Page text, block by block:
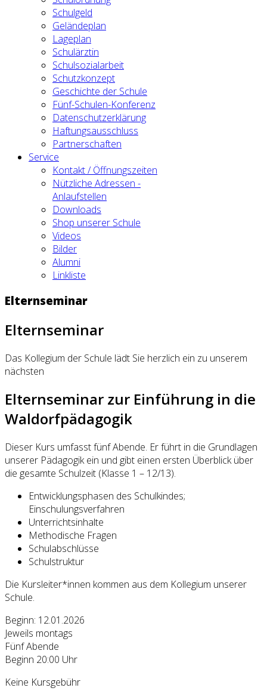
Schulgeld
Geländeplan
Lageplan
Schulärztin
Schulsozialarbeit
Schutzkonzept
Geschichte der Schule
Fünf-Schulen-Konferenz
Datenschutzerklärung
Haftungsausschluss
Partnerschaften
Service
Kontakt / Öffnungszeiten
Nützliche Adressen -
Anlaufstellen
Downloads
Shop unserer Schule
Videos
Bilder
Alumni
Linkliste
Elternseminar
Elternseminar
Das Kollegium der Schule lädt Sie herzlich ein zu unserem
nächsten
Elternseminar zur Einführung in die
Waldorfpädagogik
Dieser Kurs umfasst fünf Abende. Er führt in die Grundlagen
unserer Pädagogik ein und gibt einen ersten Überblick über
die gesamte Schulzeit (Klasse 1 – 12/13).
Entwicklungsphasen des Schulkindes;
Einschulungsverfahren
Unterrichtsinhalte
Methodische Fragen
Schulabschlüsse
Schulstruktur
Die Kursleiter*innen kommen aus dem Kollegium unserer
Schule.
Beginn: 12.01.2026
Jeweils montags
Fünf Abende
Beginn 20:00 Uhr
Keine Kursgebühr